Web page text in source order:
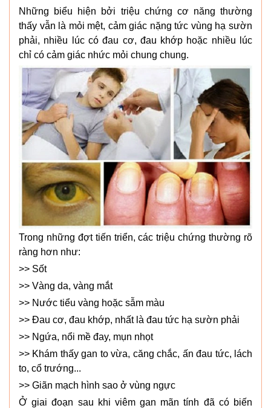
Những biểu hiện bởi triệu chứng cơ năng thường
thấy vẫn là mỏi mệt, cảm giác nặng tức vùng hạ sườn
phải, nhiều lúc có đau cơ, đau khớp hoặc nhiều lúc
chỉ có cảm giác nhức mỏi chung chung.
Trong những đợt tiến triển, các triệu chứng thường rõ
ràng hơn như:
>> Sốt
>> Vàng da, vàng mắt
>> Nước tiểu vàng hoặc sẫm màu
>> Đau cơ, đau khớp, nhất là đau tức hạ sườn phải
>> Ngứa, nổi mề đay, mụn nhọt
>> Khám thấy gan to vừa, căng chắc, ấn đau tức, lách
to, cổ trướng...
>> Giãn mạch hình sao ở vùng ngực
Ở giai đoạn sau khi viêm gan mãn tính đã có biến